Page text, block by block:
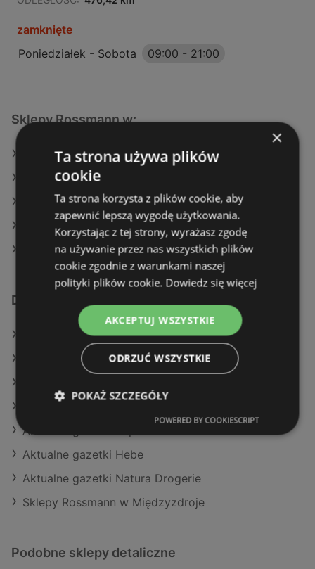
zamknięte
Poniedziałek - Sobota
09:00 - 21:00
Sklepy Rossmann w:
Rossmann w Tarnów
Rossmann w Choroszcz
Rossmann w Czarna Białostocka
Rossmann w Sokółka
Rossmann w Zblewo
Dodatkowe łącza
Oferty Rossmann
Oferty Natura Drogerie
Aktualne gazetki Super-Pharm
Aktualne gazetki Hebe
Aktualne gazetki Natura Drogerie
Sklepy Rossmann w Międzyzdroje
Podobne sklepy detaliczne
×
Ta strona używa plików
cookie
Ta strona korzysta z plików cookie, aby
zapewnić lepszą wygodę użytkowania.
Korzystając z tej strony, wyrażasz zgodę
na używanie przez nas wszystkich plików
cookie zgodnie z warunkami naszej
polityki plików cookie. Dowiedz się więcej
AKCEPTUJ WSZYSTKIE
ODRZUĆ WSZYSTKIE
POKAŻ SZCZEGÓŁY
POWERED BY COOKIESCRIPT